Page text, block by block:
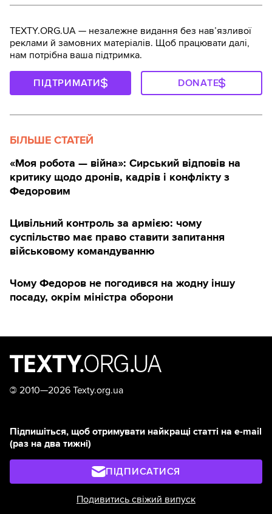
TEXTY.ORG.UA — незалежне видання без навʼязливої
реклами й замовних матеріалів. Щоб працювати далі,
нам потрібна ваша підтримка.
ПІДТРИМАТИ DONATE
БІЛЬШЕ СТАТЕЙ
«Моя робота — війна»: Сирський відповів на
критику щодо дронів, кадрів і конфлікту з
Федоровим
Цивільний контроль за армією: чому
суспільство має право ставити запитання
військовому командуванню
Чому Федоров не погодився на жодну іншу
посаду, окрім міністра оборони
© 2010—2026 Texty.org.ua
Підпишіться, щоб отримувати найкращі статті на e-mail
(раз на два тижні)
ПІДПИСАТИСЯ
Подивитись свіжий випуск